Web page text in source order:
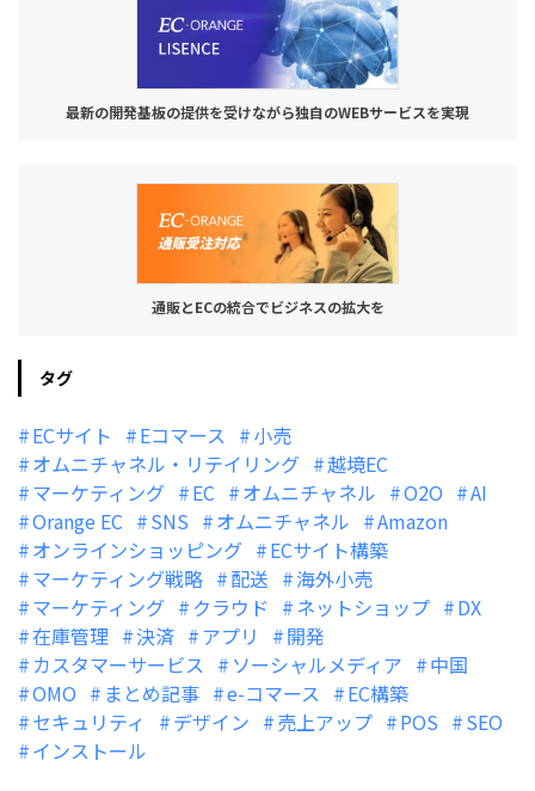
最新の開発基板の提供を受けながら独自のWEBサービスを実現
通販とECの統合でビジネスの拡大を
タグ
ECサイト Eコマース
小売
オムニチャネル・リテイリング
越境EC
マーケティング
EC オムニチャネル O2O
AI
Orange EC
SNS オムニチャネル
Amazon
オンラインショッピング
ECサイト構築
マーケティング戦略
配送
海外小売
マーケティング
クラウド ネットショップ
DX
在庫管理
決済 アプリ
開発
カスタマーサービス
ソーシャルメディア
中国
OMO
まとめ記事 e-コマース
EC構築
セキュリティ
デザイン 売上アップ POS
SEO
インストール